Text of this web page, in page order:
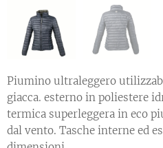
Piumino ultraleggero
giacca. esterno in poliestere
termica superleggera in eco
dal vento. Tasche interne ed